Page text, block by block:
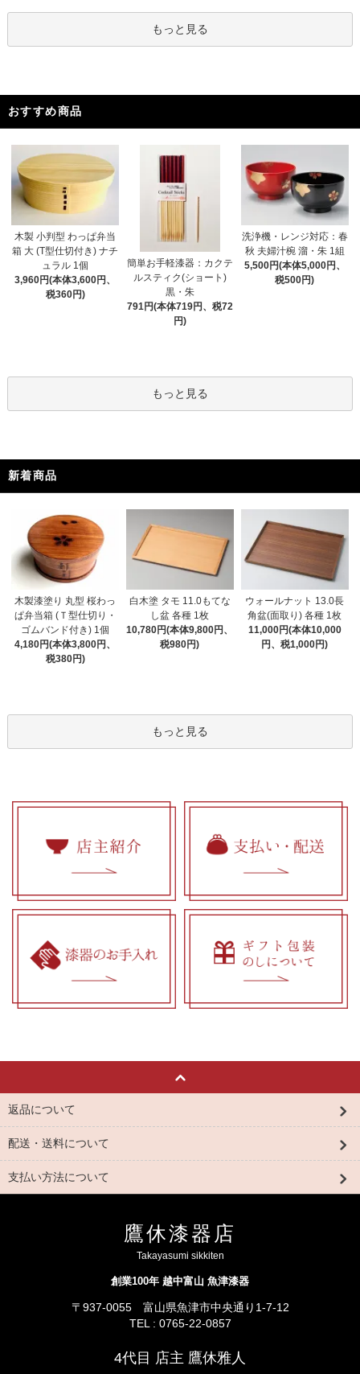
もっと見る
おすすめ商品
木製 小判型 わっぱ弁当
箱 大 (T型仕切付き) ナチ
ュラル 1個
3,960円(本体3,600円、
税360円)
簡単お手軽漆器：カクテ
ルスティク(ショート)
黒・朱
791円(本体719円、税72
円)
洗浄機・レンジ対応：春
秋 夫婦汁椀 溜・朱 1組
5,500円(本体5,000円、
税500円)
もっと見る
新着商品
木製漆塗り 丸型 桜わっ
ぱ弁当箱 (Ｔ型仕切り・
ゴムバンド付き) 1個
4,180円(本体3,800円、
税380円)
白木塗 タモ 11.0もてな
し盆 各種 1枚
10,780円(本体9,800円、
税980円)
ウォールナット 13.0長
角盆(面取り) 各種 1枚
11,000円(本体10,000
円、税1,000円)
もっと見る
返品について
配送・送料について
支払い方法について
鷹休漆器店
Takayasumi sikkiten
創業100年 越中富山 魚津漆器
〒937-0055 富山県魚津市中央通り1-7-12
TEL : 0765-22-0857
4代目 店主 鷹休雅人